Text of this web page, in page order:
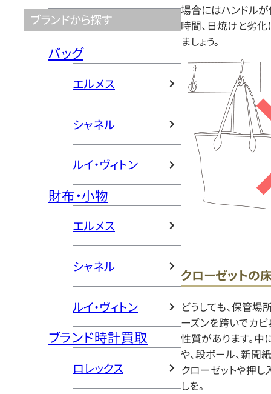
ブランドから探す
バッグ
エルメス
シャネル
ルイ・ヴィトン
財布・小物
エルメス
シャネル
ルイ・ヴィトン
ブランド時計買取
ロレックス
場合にはハンドルが
時間、日焼けと劣
ましょう。
クローゼットの
どうしても、保管場
ーズンを跨いでカビ
性質があります。中
や、段ボール、新聞
クローゼットや押
しを。